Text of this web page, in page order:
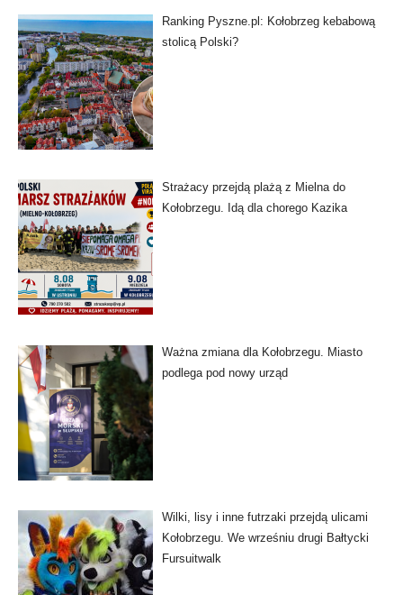
Ranking Pyszne.pl: Kołobrzeg kebabową
stolicą Polski?
Strażacy przejdą plażą z Mielna do
Kołobrzegu. Idą dla chorego Kazika
Ważna zmiana dla Kołobrzegu. Miasto
podlega pod nowy urząd
Wilki, lisy i inne futrzaki przejdą ulicami
Kołobrzegu. We wrześniu drugi Bałtycki
Fursuitwalk